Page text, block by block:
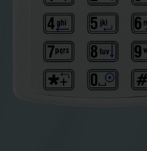
Solutions électriques
Solutions électriques